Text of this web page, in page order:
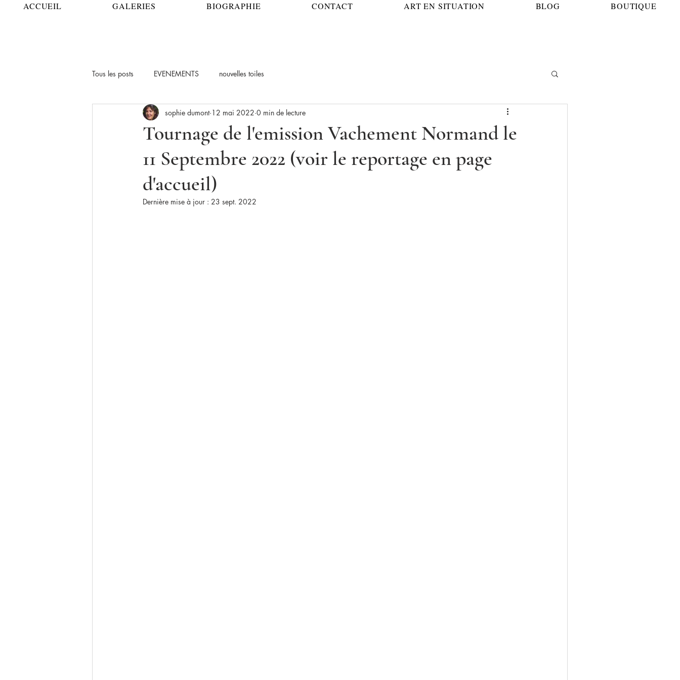
ACCUEIL GALERIES BIOGRAPHIE CONTACT ART EN SITUATION BLOG BOUTIQUE
Tous les posts EVENEMENTS nouvelles toiles
Tournage de l'emission Vachement Normand le
11 Septembre 2022 (voir le reportage en page
d'accueil)
sophie dumont 12 mai 2022 0 min de lecture
Dernière mise à jour : 23 sept. 2022